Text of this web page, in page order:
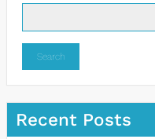
Search
Recent Posts